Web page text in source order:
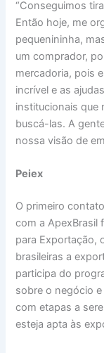
“Conseguimos
Então hoje, me
pequenininha,
um comprador,
mercadoria, pois
incrível e as
institucionais que
buscá-las. A
nossa visão de
Peiex
O primeiro
com a ApexBrasil
para Exportação,
brasileiras a
participa do
sobre o negócio
com etapas a
esteja apta às